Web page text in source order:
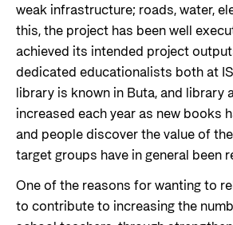
weak infrastructure; roads, water,
this, the project has been well
achieved its intended project
dedicated educationalists both at
library is known in Buta, and library
increased each year as new books
and people discover the value of
target groups have in general been
One of the reasons for wanting to
to contribute to increasing the